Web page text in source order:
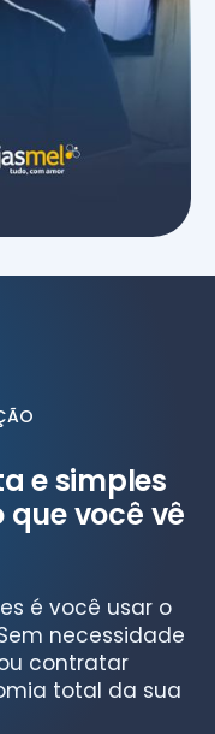
e simples
você vê
é você usar o
necessidade
contratar
total da sua